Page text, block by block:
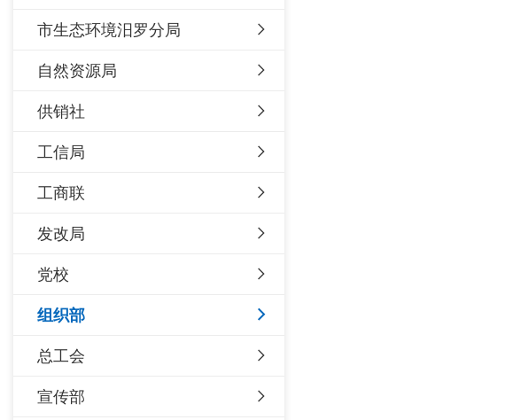
市生态环境汨罗分局
自然资源局
供销社
工信局
工商联
发改局
党校
组织部
总工会
宣传部